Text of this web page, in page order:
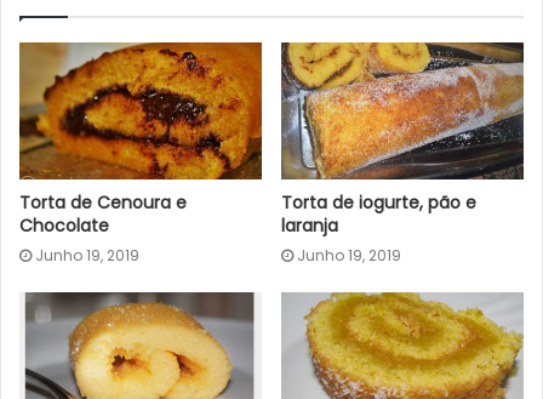
Torta de Cenoura e
Chocolate
Junho 19, 2019
Torta de iogurte, pão e
laranja
Junho 19, 2019